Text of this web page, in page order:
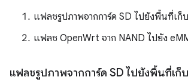
แฟลชรูปภาพจากการ์ด SD ไปยังพื้นที่เก็
แฟลช OpenWrt จาก NAND ไปยัง
แฟลชรูปภาพจากการ์ด SD ไปยังพื้นที่เก็